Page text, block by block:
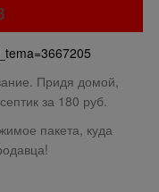
Придя домой,
за 180 руб.
пакета, куда